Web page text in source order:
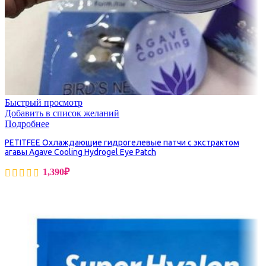
Быстрый просмотр
Добавить в список желаний
Подробнее
PETITFEE Охлаждающие гидрогелевые патчи с экстрактом
агавы Agave Cooling Hydrogel Eye Patch
1,390₽